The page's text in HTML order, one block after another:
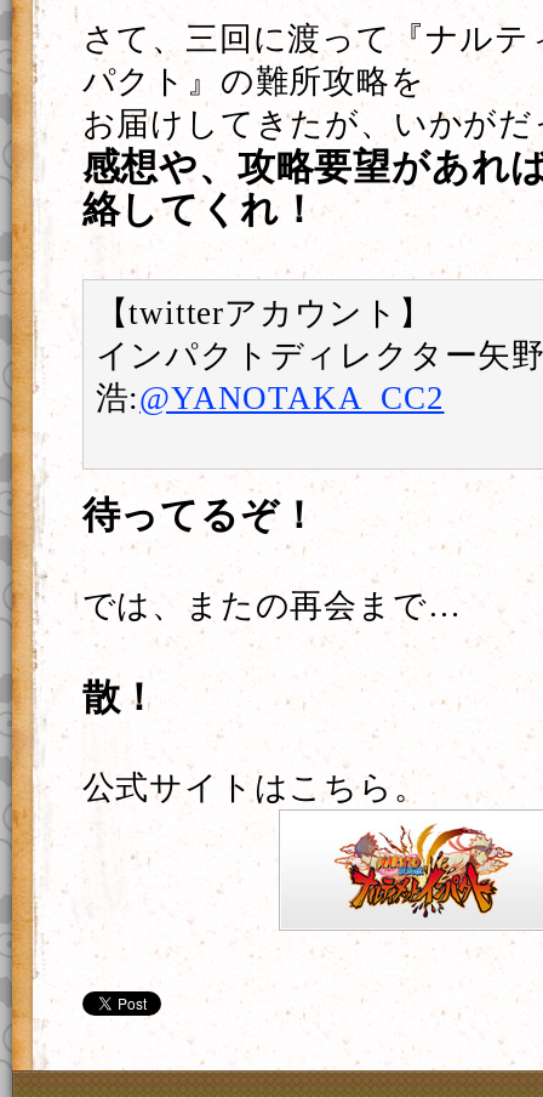
さて、三回に渡って『ナル
パクト』の難所攻略を
お届けしてきたが、いかが
感想や、攻略要望があれ
絡してくれ！
【twitterアカウント】
インパクトディレクター矢
浩:@YANOTAKA_CC2
待ってるぞ！
では、またの再会まで…
散！
公式サイトはこちら。